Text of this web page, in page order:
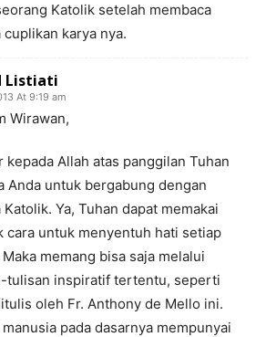
Katolik setelah membaca
cuplikan karya nya.
Listiati
At 9:19 am
Wirawan,
kepada Allah atas panggilan Tuhan
Anda untuk bergabung dengan
Katolik. Ya, Tuhan dapat memakai
cara untuk menyentuh hati setiap
memang bisa saja melalui
tulisan inspiratif tertentu, seperti
oleh Fr. Anthony de Mello ini.
pada dasarnya mempunyai